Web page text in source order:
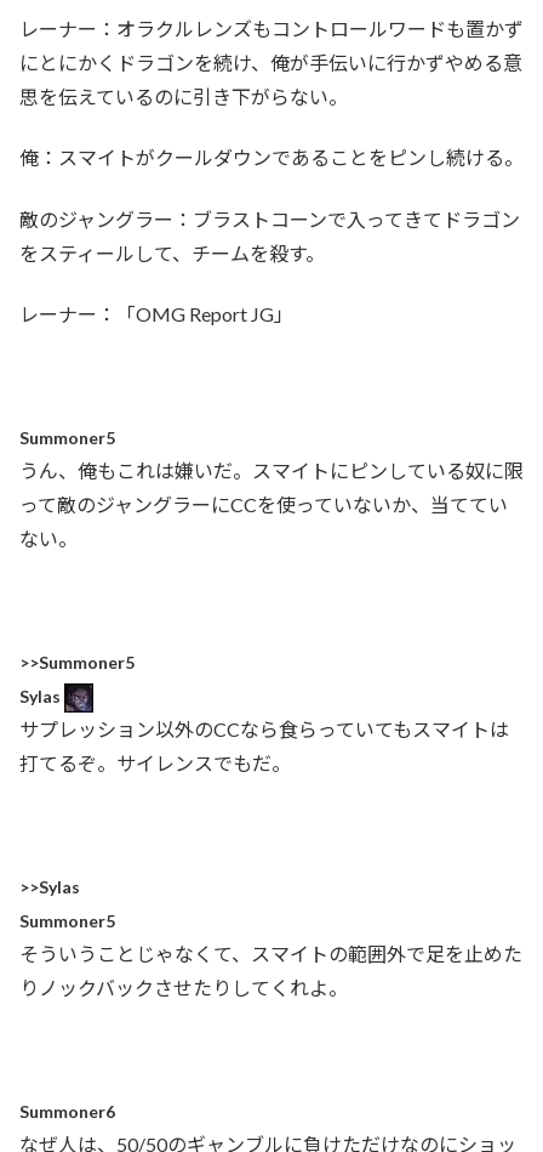
レーナー：オラクルレンズもコントロールワードも置かず
にとにかくドラゴンを続け、俺が手伝いに行かずやめる意
思を伝えているのに引き下がらない。
俺：スマイトがクールダウンであることをピンし続ける。
敵のジャングラー：ブラストコーンで入ってきてドラゴン
をスティールして、チームを殺す。
レーナー：「OMG Report JG」
Summoner5
うん、俺もこれは嫌いだ。スマイトにピンしている奴に限
って敵のジャングラーにCCを使っていないか、当ててい
ない。
>>Summoner5
Sylas
サプレッション以外のCCなら食らっていてもスマイトは
打てるぞ。サイレンスでもだ。
>>Sylas
Summoner5
そういうことじゃなくて、スマイトの範囲外で足を止めた
りノックバックさせたりしてくれよ。
Summoner6
なぜ人は、50/50のギャンブルに負けただけなのにショッ